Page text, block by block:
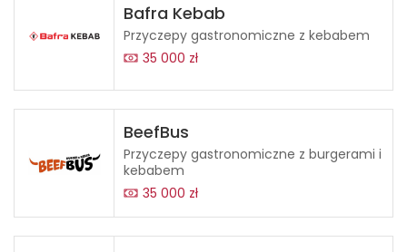
Bafra Kebab
Przyczepy gastronomiczne z kebabem
35 000 zł
BeefBus
Przyczepy gastronomiczne z burgerami i
kebabem
35 000 zł